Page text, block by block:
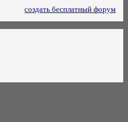
создать бесплатный форум